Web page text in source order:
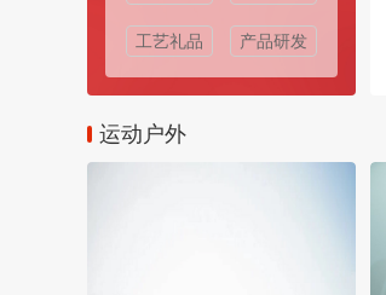
工艺礼品 产品研发
运动户外